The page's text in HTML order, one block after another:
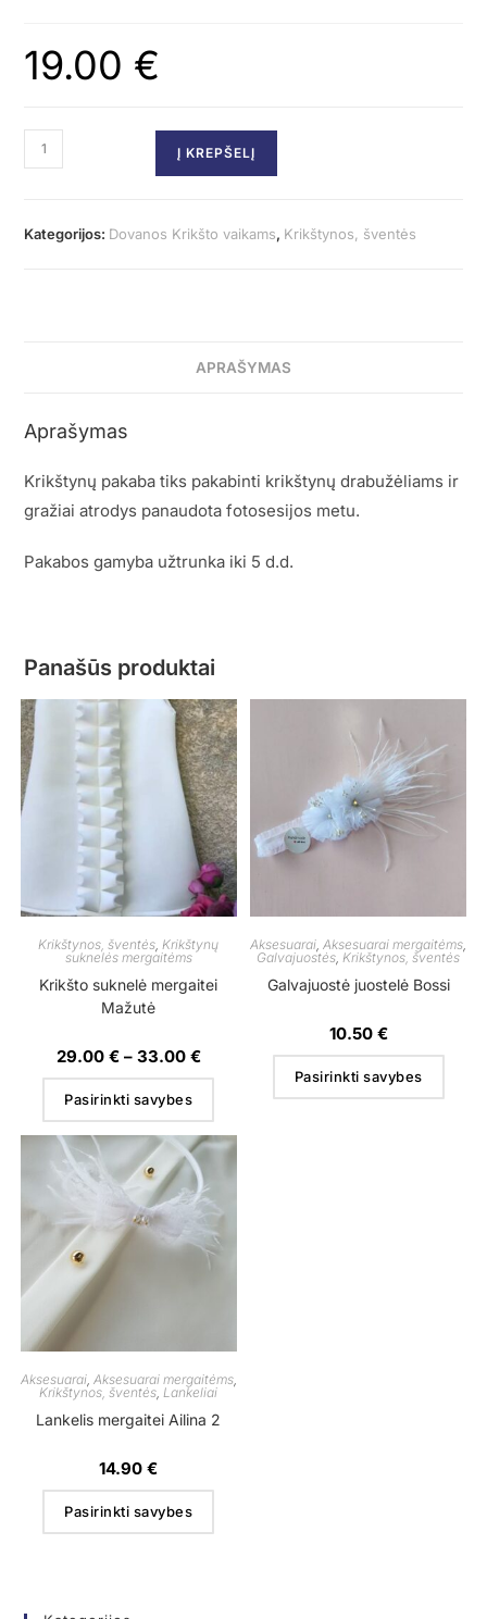
19.00 €
Į KREPŠELĮ
Kategorijos: Dovanos Krikšto vaikams, Krikštynos, šventės
APRAŠYMAS
Aprašymas
Krikštynų pakaba tiks pakabinti krikštynų drabužėliams ir
gražiai atrodys panaudota fotosesijos metu.
Pakabos gamyba užtrunka iki 5 d.d.
Panašūs produktai
Krikštynos, šventės Krikštynų
suknelės mergaitėms
Krikšto suknelė mergaitei
Mažutė
29.00 € – 33.00 €
Pasirinkti savybes
Aksesuarai ,Aksesuarai mergaitėms
Galvajuostės Krikštynos, šventės
Galvajuostė juostelė Bossi
10.50 €
Pasirinkti savybes
Aksesuarai, Aksesuarai mergaitėms,
Krikštynos, šventės,Lankeliai
Lankelis mergaitei Ailina 2
14.90€
Pasirinkti savybes